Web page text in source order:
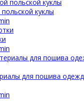
куклы
для пошива